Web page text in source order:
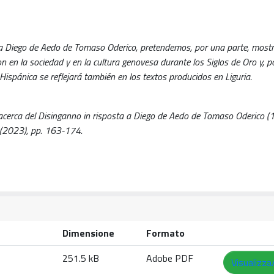
de Aedo de Tomaso Oderico, pretendemos, por una parte,
la sociedad y en la cultura genovesa durante los Siglos de Oro y,
se reflejará también en los textos producidos en Liguria.
del Disinganno in risposta a Diego de Aedo de Tomaso Oderico
pp. 163-174.
Dimensione
Formato
251.5 kB
Adobe PDF